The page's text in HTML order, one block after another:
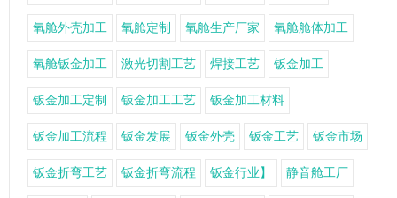
氧舱外壳加工 氧舱定制 氧舱生产厂家 氧舱舱体加工
氧舱钣金加工 激光切割工艺 焊接工艺 钣金加工
钣金加工定制 钣金加工工艺 钣金加工材料
钣金加工流程 钣金发展 钣金外壳 钣金工艺 钣金市场
钣金折弯工艺 钣金折弯流程 钣金行业】 静音舱工厂